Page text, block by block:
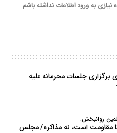
به ورود اطلاعات نداشته باشم
برگزاری جلسات محرمانه علیه
روانبخش:
مقاومت است، نه مذاکره/ مجلس